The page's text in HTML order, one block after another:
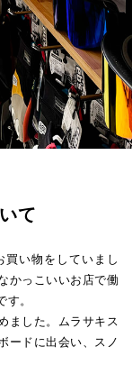
て
買い物をしていまし
かっこいいお店で働
。
ました。ムラサキス
ードに出会い、スノ